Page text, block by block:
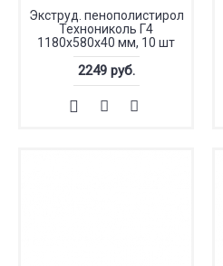
Экструд. пенополистирол
Технониколь Г4
1180х580х40 мм, 10 шт
2249 руб.